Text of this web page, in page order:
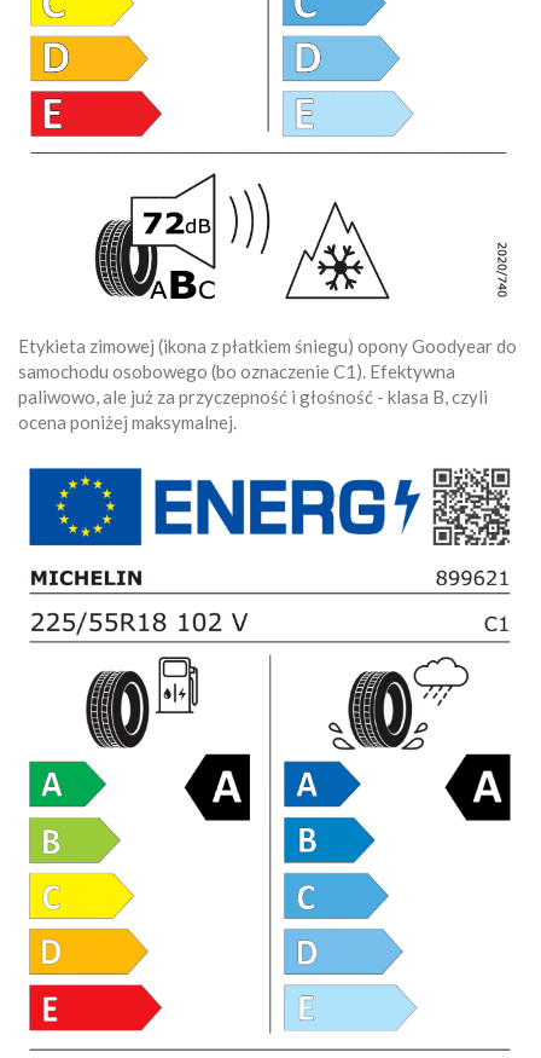
Etykieta zimowej (ikona z płatkiem śniegu) opony Goodyear do
samochodu osobowego (bo oznaczenie C1). Efektywna
paliwowo, ale już za przyczepność i głośność - klasa B, czyli
ocena poniżej maksymalnej.